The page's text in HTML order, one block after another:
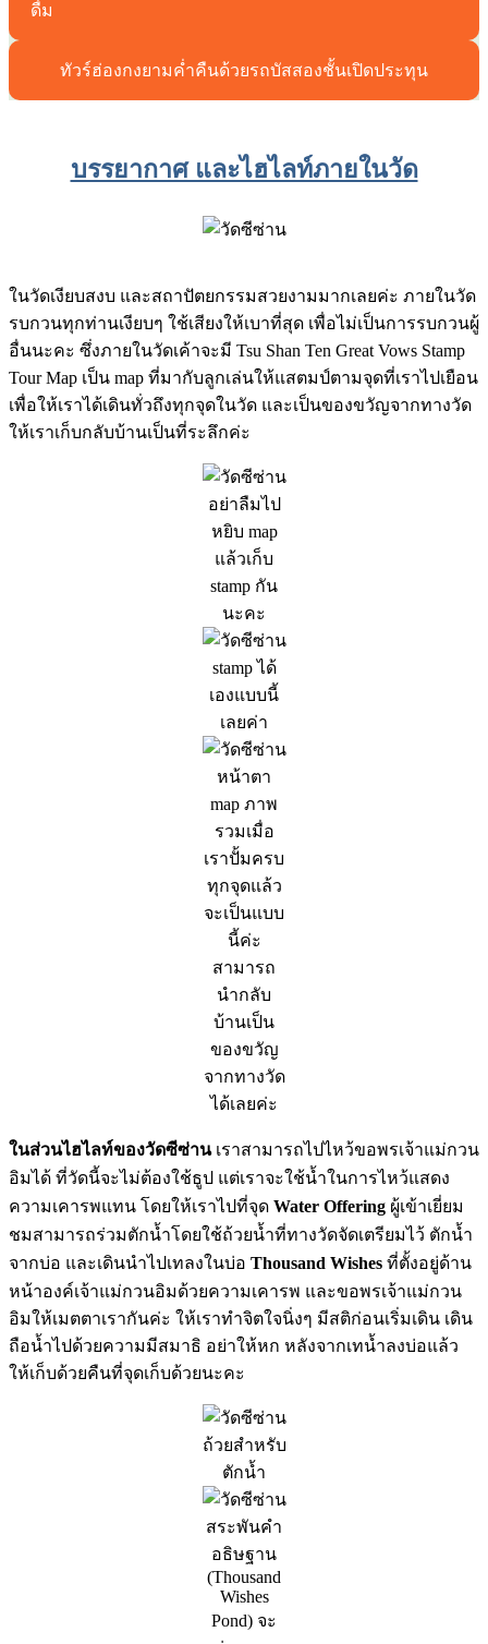
ดื่ม
ทัวร์ฮ่องกงยามค่ำคืนด้วยรถบัสสองชั้นเปิดประทุน
บรรยากาศ และไฮไลท์ภายในวัด
ในวัดเงียบสงบ และสถาปัตยกรรมสวยงามมากเลยค่ะ ภายในวัด
รบกวนทุกท่านเงียบๆ ใช้เสียงให้เบาที่สุด เพื่อไม่เป็นการรบกวนผู้
อื่นนะคะ ซึ่งภายในวัดเค้าจะมี Tsu Shan Ten Great Vows Stamp
Tour Map เป็น map ที่มากับลูกเล่นให้แสตมป์ตามจุดที่เราไปเยือน
เพื่อให้เราได้เดินทั่วถึงทุกจุดในวัด และเป็นของขวัญจากทางวัด
ให้เราเก็บกลับบ้านเป็นที่ระลึกค่ะ
อย่าลืมไป
หยิบ map
แล้วเก็บ
stamp กัน
นะคะ
stamp ได้
เองแบบนี้
เลยค่า
หน้าตา
map ภาพ
รวมเมื่อ
เราปั้มครบ
ทุกจุดแล้ว
จะเป็นแบบ
นี้ค่ะ
สามารถ
นำกลับ
บ้านเป็น
ของขวัญ
จากทางวัด
ได้เลยค่ะ
ในส่วนไฮไลท์ของวัดซีซ่านเราสามารถไปไหว้ขอพรเจ้าแม่กวน
อิมได้ ที่วัดนี้จะไม่ต้องใช้ธูป แต่เราจะใช้น้ำในการไหว้แสดง
ความเคารพแทน โดยให้เราไปที่จุด Water Offering ผู้เข้าเยี่ยม
ชมสามารถร่วมตักน้ำโดยใช้ถ้วยน้ำที่ทางวัดจัดเตรียมไว้ ตักน้ำ
จากบ่อ และเดินนำไปเทลงในบ่อ Thousand Wishes ที่ตั้งอยู่ด้าน
หน้าองค์เจ้าแม่กวนอิมด้วยความเคารพ และขอพรเจ้าแม่กวน
อิมให้เมตตาเรากันค่ะ ให้เราทำจิตใจนิ่งๆ มีสติก่อนเริ่มเดิน เดิน
ถือน้ำไปด้วยความมีสมาธิ อย่าให้หก หลังจากเทน้ำลงบ่อแล้ว
ให้เก็บด้วยคืนที่จุดเก็บด้วยนะคะ
ถ้วยสำหรับ
ตักน้ำ
สระพันคำ
อธิษฐาน
(Thousand
Wishes
Pond) จะ